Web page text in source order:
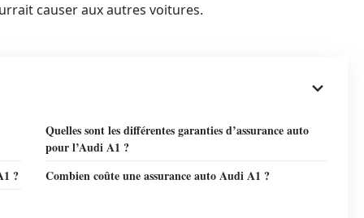
causer aux autres voitures.
Quelles sont les différentes garanties d’assurance auto
pour l’Audi A1 ?
?
Combien coûte une assurance auto Audi A1 ?